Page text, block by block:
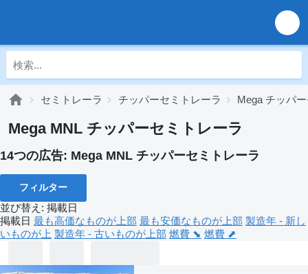
セミトレーラ チッパーセミトレーラ Mega チッパ
Mega MNL チッパーセミトレーラ
14つの広告: Mega MNL チッパーセミトレーラ
フィルター
並び替え : 掲載日
掲載日 最も高価なものが上部 最も安価なものが上部 製造年 - 新し
いものが上 製造年 - 古いものが上部 燃費 ⬊ 燃費 ⬈